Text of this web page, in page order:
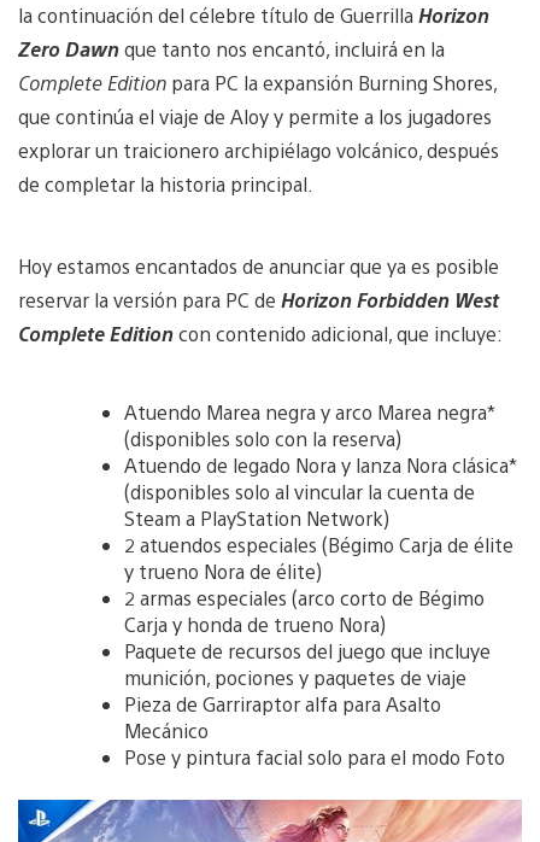
la continuación del célebre título de Guerrilla Horizon
Zero Dawnque tanto nos encantó, incluirá en la
Complete Edition para PC la expansión Burning Shores,
que continúa el viaje de Aloy y permite a los jugadores
explorar un traicionero archipiélago volcánico, después
de completar la historia principal.
Hoy estamos encantados de anunciar que ya es posible
reservar la versión para PC de Horizon Forbidden West
Complete Editioncon contenido adicional, que incluye:
Atuendo Marea negra y arco Marea negra*
(disponibles solo con la reserva)
Atuendo de legado Nora y lanza Nora clásica*
(disponibles solo al vincular la cuenta de
Steam a PlayStation Network)
2 atuendos especiales (Bégimo Carja de élite
y trueno Nora de élite)
2 armas especiales (arco corto de Bégimo
Carja y honda de trueno Nora)
Paquete de recursos del juego que incluye
munición, pociones y paquetes de viaje
Pieza de Garriraptor alfa para Asalto
Mecánico
Pose y pintura facial solo para el modo Foto